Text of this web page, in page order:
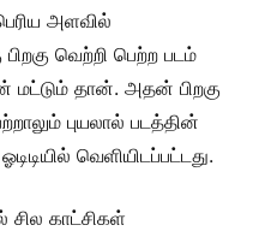
அளவில்
வெற்றி பெற்ற படம்
மட்டும் தான். அதன் பிறகு
புயலால் படத்தின்
வெளியிடப்பட்டது.
சில காட்சிகள்